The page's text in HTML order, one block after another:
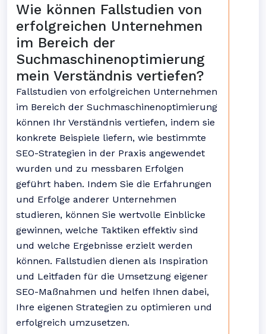
Wie können Fallstudien von
erfolgreichen Unternehmen
im Bereich der
Suchmaschinenoptimierung
mein Verständnis vertiefen?
Fallstudien von erfolgreichen Unternehmen
im Bereich der Suchmaschinenoptimierung
können Ihr Verständnis vertiefen, indem sie
konkrete Beispiele liefern, wie bestimmte
SEO-Strategien in der Praxis angewendet
wurden und zu messbaren Erfolgen
geführt haben. Indem Sie die Erfahrungen
und Erfolge anderer Unternehmen
studieren, können Sie wertvolle Einblicke
gewinnen, welche Taktiken effektiv sind
und welche Ergebnisse erzielt werden
können. Fallstudien dienen als Inspiration
und Leitfaden für die Umsetzung eigener
SEO-Maßnahmen und helfen Ihnen dabei,
Ihre eigenen Strategien zu optimieren und
erfolgreich umzusetzen.